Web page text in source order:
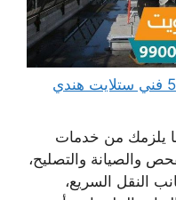
فني ستلايت المطلاع 52227330 فني ستلايت هندي
يلزمك من خدمات
والصيانة والتصليح،
النقل السريع،